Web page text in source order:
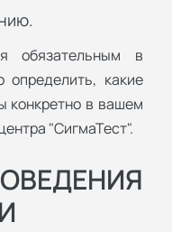
обязательным в
определить, какие
конкретно в вашем
"СигмаТест".